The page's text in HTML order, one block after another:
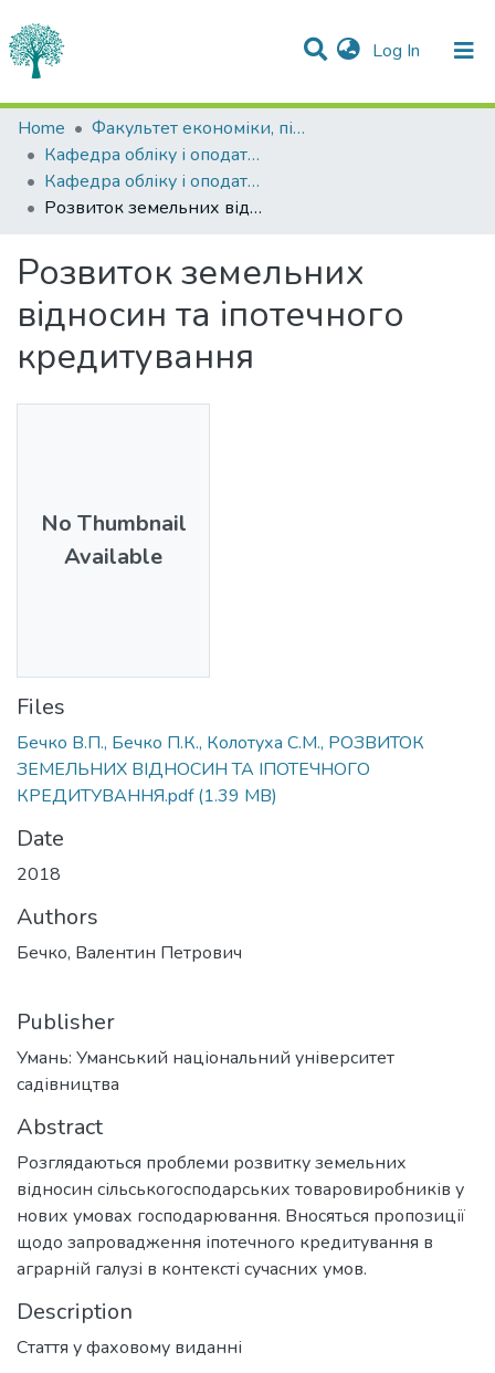
Log In (current)
Statistics
Communities & Collections
All of DSpace
Home
Факультет економіки, підприємництва та інформаційних технологій
Кафедра обліку і оподаткування
Кафедра обліку і оподаткування
Розвиток земельних відносин та іпотечного кредитування
Розвиток земельних
відносин та іпотечного
кредитування
No Thumbnail
Available
Files
Бечко В.П., Бечко П.К., Колотуха С.М., РОЗВИТОК
ЗЕМЕЛЬНИХ ВІДНОСИН ТА ІПОТЕЧНОГО
КРЕДИТУВАННЯ.pdf (1.39 MB)
Date
2018
Authors
Бечко, Валентин Петрович
Publisher
Умань: Уманський національний університет
садівництва
Abstract
Розглядаються проблеми розвитку земельних
відносин сільськогосподарських товаровиробників у
нових умовах господарювання. Вносяться пропозиції
щодо запровадження іпотечного кредитування в
аграрній галузі в контексті сучасних умов.
Description
Стаття у фаховому виданні